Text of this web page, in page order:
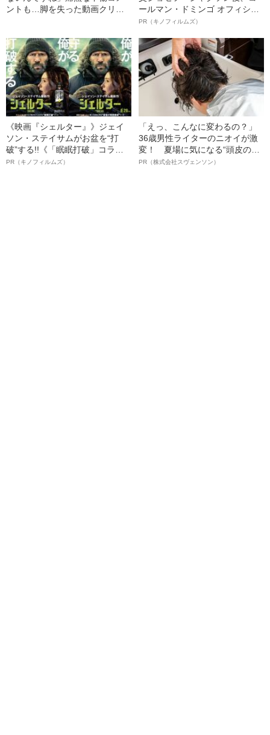
ントも…脚を失った動画クリエ
ールマン・ドミンゴ オフィシャ
ルインタビュー“観客を魅了した
語る”《日本興収70億円突破》
PR（キノフィルムズ）
《映画『シェルター』》ジェイ
ソン・ステイサムがお盆を“打
破”する!!《「眠眠打破」コラ
ボ》
PR（キノフィルムズ）
「えっ、こんなに変わるの？」
36歳男性ライターのニオイが激
変！ 夏場に気になる“頭皮のニ
オイ”や“ベタつき”を解消す
PR（株式会社スヴェンソン）